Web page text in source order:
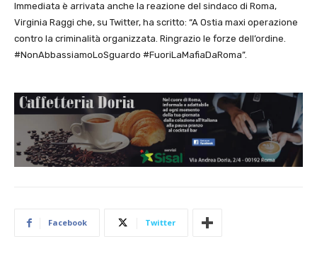
Immediata è arrivata anche la reazione del sindaco di Roma,
Virginia Raggi che, su Twitter, ha scritto: “A Ostia maxi operazione
contro la criminalità organizzata. Ringrazio le forze dell’ordine.
#NonAbbassiamoLoSguardo #FuoriLaMafiaDaRoma”.
Facebook Twitter